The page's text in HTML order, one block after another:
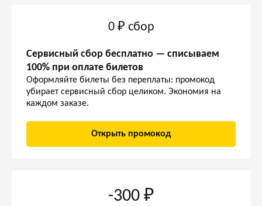
0 ₽ сбор
Сервисный сбор бесплатно — списываем
100% при оплате билетов
Оформляйте билеты без переплаты: промокод
убирает сервисный сбор целиком. Экономия на
каждом заказе.
Открыть промокод
-300 ₽